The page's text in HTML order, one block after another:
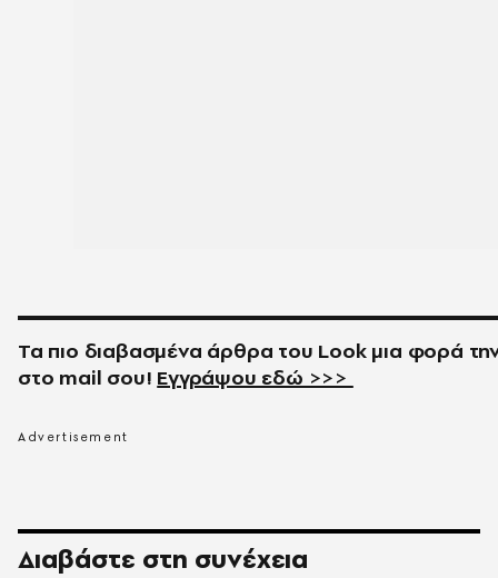
Τα πιο διαβασμένα άρθρα του Look μια φορά
στο mail σου! Εγγράψου εδώ >>>
Διαβάστε στη συνέχεια